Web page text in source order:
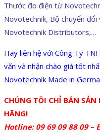
Thước đo điện từ
Novotechnik, Bộ chuyển
Novotechnik Distributors,…
Hãy liên hệ với Công Ty
vấn và nhận chào giá tốt
Novotechnik Made in
CHÚNG TÔI CHỈ BÁN
HÃNG!
Hotline: 09 69 09 88 09 –